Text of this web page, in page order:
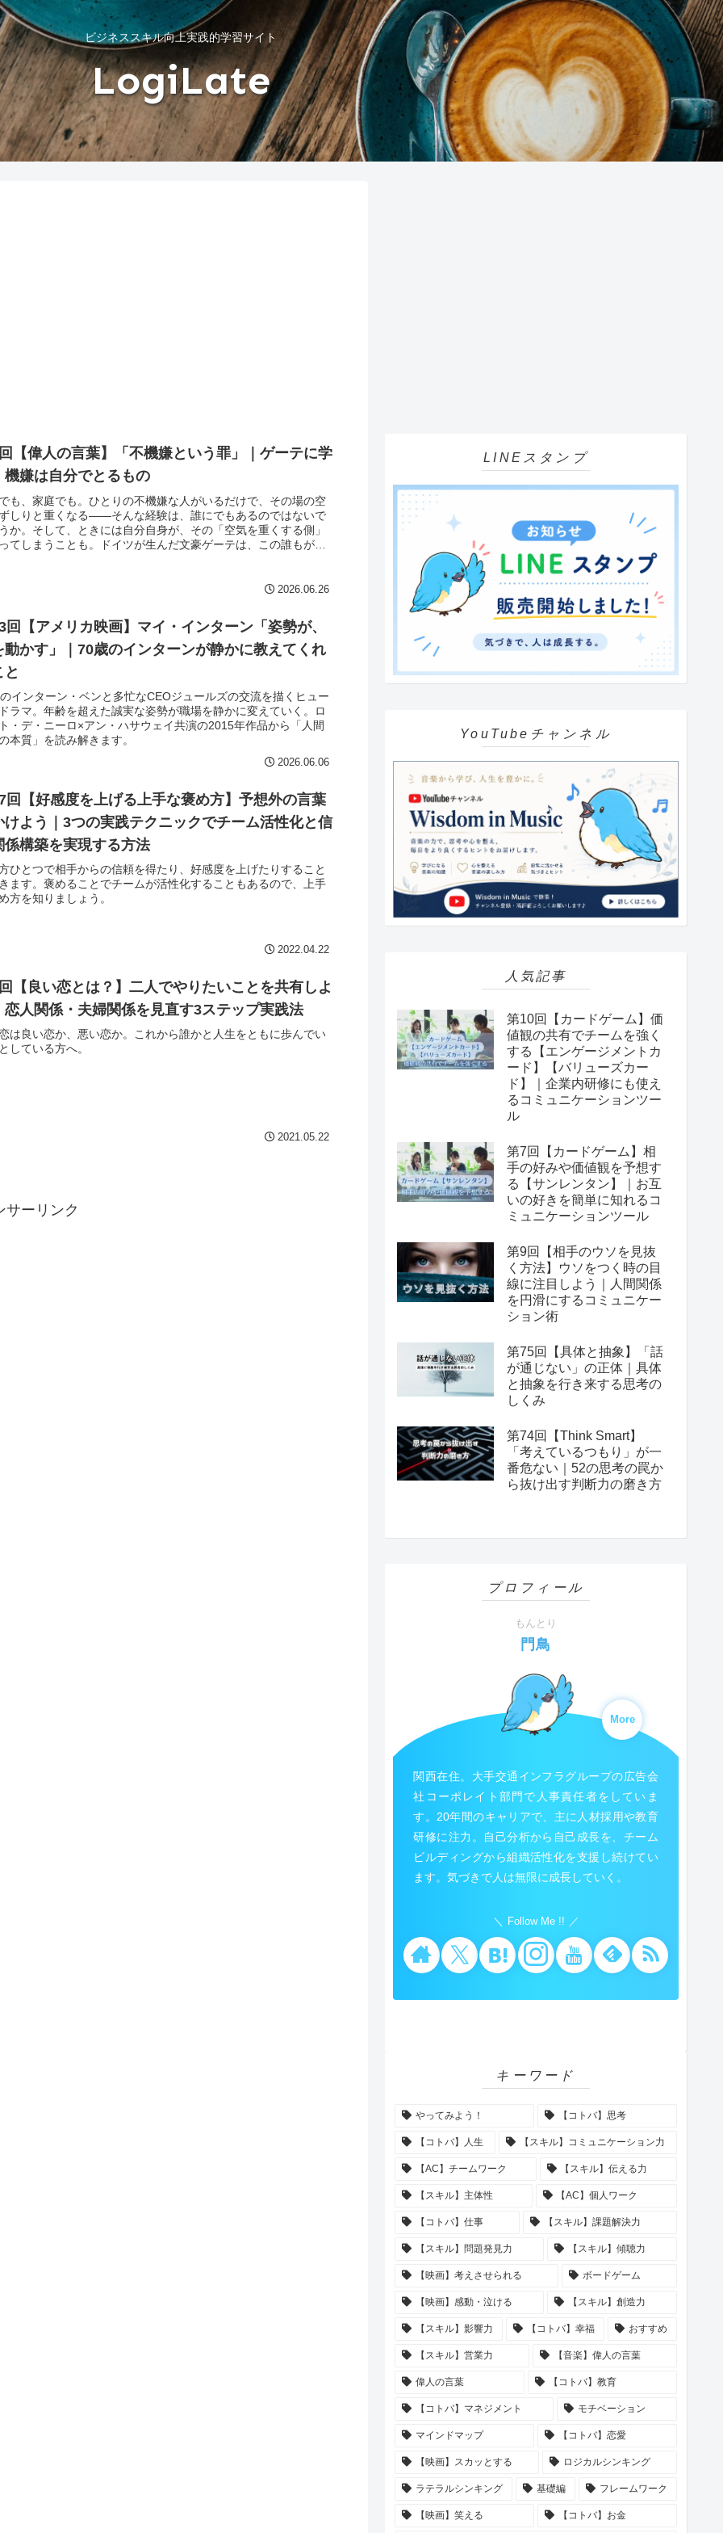
ビジネススキル向上実践的学習サイト
LogiLate
【偉人の言葉】「不機嫌という罪」｜ゲーテに学
機嫌は自分でとるもの
も、家庭でも。ひとりの不機嫌な人がいるだけで、その場の空
しりと重くなる——そんな経験は、誰にでもあるのではないで
か。そして、ときには自分自身が、その「空気を重くする側」
てしまうことも。ドイツが生んだ文豪ゲーテは、この誰もが持
2026.06.26
回【アメリカ映画】マイ・インターン「姿勢が、
動かす」｜70歳のインターンが静かに教えてくれ
と
インターン・ベンと多忙なCEOジュールズの交流を描くヒュー
ラマ。年齢を超えた誠実な姿勢が職場を静かに変えていく。ロ
・デ・ニーロ×アン・ハサウェイ共演の2015年作品から「人間
本質」を読み解きます。
2026.06.06
回【好感度を上げる上手な褒め方】予想外の言葉
けよう｜3つの実践テクニックでチーム活性化と信
係構築を実現する方法
ひとつで相手からの信頼を得たり、好感度を上げたりすること
ます。褒めることでチームが活性化することもあるので、上手
方を知りましょう。
2022.04.22
【良い恋とは？】二人でやりたいことを共有しよ
恋人関係・夫婦関係を見直す3ステップ実践法
は良い恋か、悪い恋か。これから誰かと人生をともに歩んでい
している方へ。
2021.05.22
サーリンク
LINEスタンプ
YouTubeチャンネル
人気記事
第10回【カードゲーム】価
値観の共有でチームを強く
する【エンゲージメントカ
ード】【バリューズカー
ド】｜企業内研修にも使え
るコミュニケーションツー
ル
第7回【カードゲーム】相
手の好みや価値観を予想す
る【サンレンタン】｜お互
いの好きを簡単に知れるコ
ミュニケーションツール
第9回【相手のウソを見抜
く方法】ウソをつく時の目
線に注目しよう｜人間関係
を円滑にするコミュニケー
ション術
第75回【具体と抽象】「話
が通じない」の正体｜具体
と抽象を行き来する思考の
しくみ
第74回【Think Smart】
「考えているつもり」が一
番危ない｜52の思考の罠か
ら抜け出す判断力の磨き方
プロフィール
もんとり
門鳥
More
関西在住。大手交通インフラグループの広告会
社コーポレイト部門で人事責任者をしていま
す。20年間のキャリアで、主に人材採用や教育
研修に注力。自己分析から自己成長を、チーム
ビルディングから組織活性化を支援し続けてい
ます。気づきで人は無限に成長していく。
Follow Me !!
キーワード
やってみよう！ 【コトバ】思考
【コトバ】人生 【スキル】コミュニケーション力
【AC】チームワーク 【スキル】伝える力
【スキル】主体性 【AC】個人ワーク
【コトバ】仕事 【スキル】課題解決力
【スキル】問題発見力 【スキル】傾聴力
【映画】考えさせられる ボードゲーム
【映画】感動・泣ける 【スキル】創造力
【スキル】影響力 【コトバ】幸福 おすすめ
【スキル】営業力 【音楽】偉人の言葉
偉人の言葉 【コトバ】教育
【コトバ】マネジメント モチベーション
マインドマップ 【コトバ】恋愛
【映画】スカッとする ロジカルシンキング
ラテラルシンキング 基礎編 フレームワーク
【映画】笑える 【コトバ】お金